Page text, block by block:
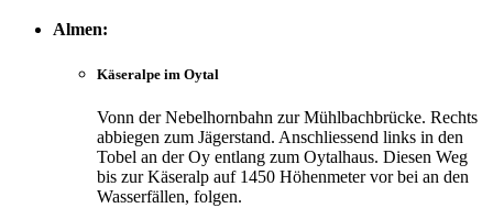
Almen:
Käseralpe im Oytal
Vonn der Nebelhornbahn zur Mühlbachbrücke. Rechts
abbiegen zum Jägerstand. Anschliessend links in den
Tobel an der Oy entlang zum Oytalhaus. Diesen Weg
bis zur Käseralp auf 1450 Höhenmeter vor bei an den
Wasserfällen, folgen.